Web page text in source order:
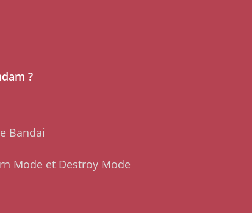
?
Bandai
Mode et Destroy Mode